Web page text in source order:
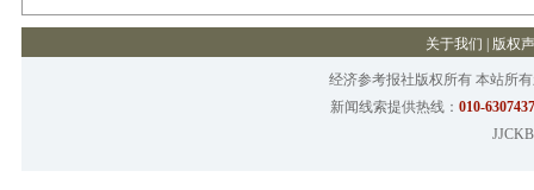
关于我们 版权
经济参考报社版权所有 本站所
新闻线索提供热线： 010-